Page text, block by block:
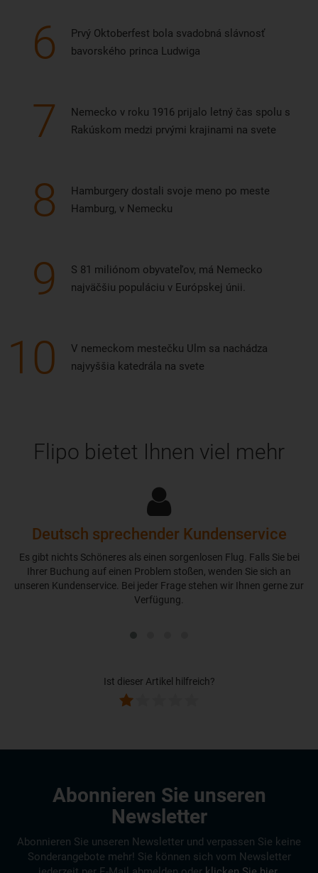
6
Prvý Oktoberfest bola svadobná slávnosť
bavorského princa Ludwiga
7
Nemecko v roku 1916 prijalo letný čas spolu s
Rakúskom medzi prvými krajinami na svete
8
Hamburgery dostali svoje meno po meste
Hamburg, v Nemecku
9
S 81 miliónom obyvateľov, má Nemecko
najväčšiu populáciu v Európskej únii.
10
V nemeckom mestečku Ulm sa nachádza
najvyššia katedrála na svete
Flipo bietet Ihnen viel mehr
Deutsch sprechender Kundenservice
Es gibt nichts Schöneres als einen sorgenlosen Flug. Falls Sie bei
Ihrer Buchung auf einen Problem stoßen, wenden Sie sich an
unseren Kundenservice. Bei jeder Frage stehen wir Ihnen gerne zur
Verfügung.
Ist dieser Artikel hilfreich?
Abonnieren Sie unseren
Newsletter
Abonnieren Sie unseren Newsletter und verpassen Sie keine
Sonderangebote mehr! Sie können sich vom Newsletter